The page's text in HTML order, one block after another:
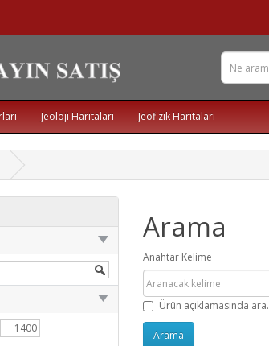
Jeoloji Haritaları Jeofizik Haritaları
Arama
Anahtar Kelime
Ürün açıklamasında ara.